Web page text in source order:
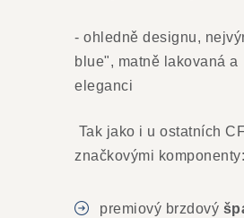
- ohledně designu,
blue", matně lakovaná
eleganci
Tak jako i u ostatních
značkovými
premiový brzdový